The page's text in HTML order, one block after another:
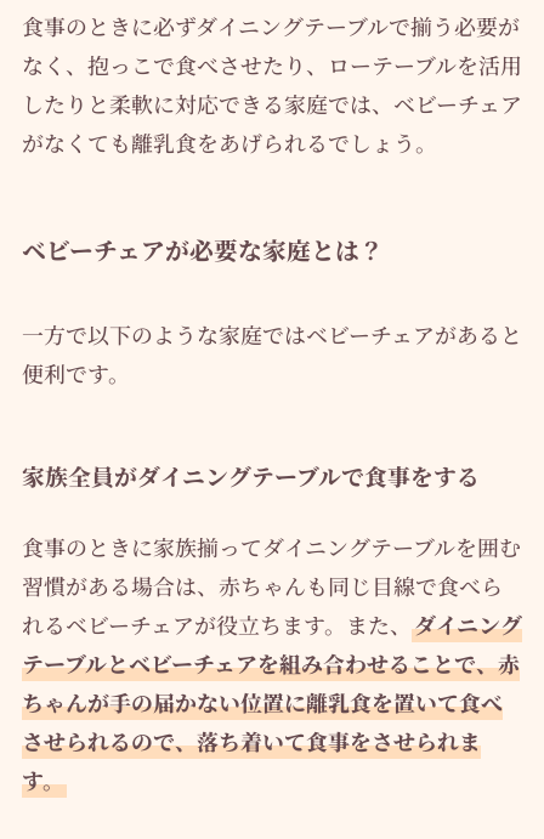
食事のときに必ずダイニングテーブルで揃う必要が
なく、抱っこで食べさせたり、ローテーブルを活用
したりと柔軟に対応できる家庭では、ベビーチェア
がなくても離乳食をあげられるでしょう。
ベビーチェアが必要な家庭とは？
一方で以下のような家庭ではベビーチェアがあると
便利です。
家族全員がダイニングテーブルで食事をする
食事のときに家族揃ってダイニングテーブルを囲む
習慣がある場合は、赤ちゃんも同じ目線で食べら
れるベビーチェアが役立ちます。また、 ダイニング
テーブルとベビーチェアを組み合わせることで、赤
ちゃんが手の届かない位置に離乳食を置いて食べ
させられるので、落ち着いて食事をさせられま
す。